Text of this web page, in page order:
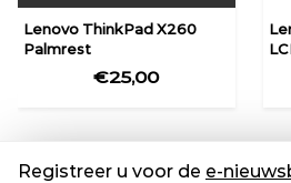
Lenovo ThinkPad X260
Palmrest
€25,00
Registreer u voor de e-